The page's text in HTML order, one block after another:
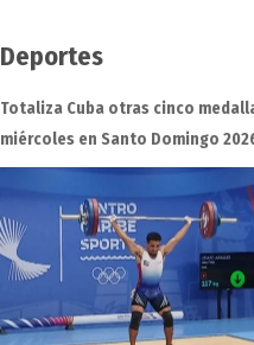
Deportes
Totaliza Cuba otras cinco
miércoles en Santo Domingo